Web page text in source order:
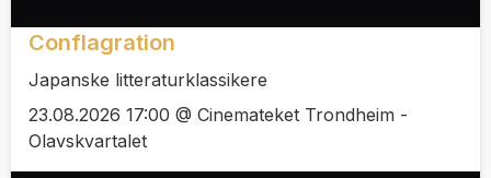
Conflagration
Japanske litteraturklassikere
23.08.2026 17:00 @ Cinemateket Trondheim -
Olavskvartalet